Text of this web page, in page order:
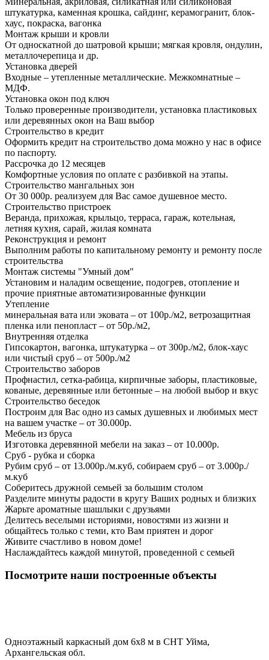
штукатурка, каменная крошка, сайдинг, керамогранит, блок-
хаус, покраска, вагонка
Монтаж крыши и кровли
От односкатной до шатровой крыши; мягкая кровля, ондулин,
металлочерепица и др.
Установка дверей
Входные – утепленные металлические. Межкомнатные –
МДФ.
Установка окон под ключ
Только проверенные производители, установка пластиковых
или деревянных окон на Ваш выбор
Строительство в кредит
Оформить кредит на строительство дома можно у нас в офисе
по паспорту.
Рассрочка до 12 месяцев
Комфортные условия по оплате с разбивкой на этапы.
Строительство мангальных зон
От 30 000р. реализуем для Вас самое душевное место.
Строительство пристроек
Веранда, прихожая, крыльцо, терраса, гараж, котельная,
летняя кухня, сарай, жилая комната
Реконструкция и ремонт
Выполним работы по капитальному ремонту и ремонту после
строительства
Монтаж системы "Умный дом"
Установим и наладим освещение, подогрев, отопление и
прочие приятные автоматизированные функции
Утепление
минеральная вата или эковата – от 100р./м2, ветрозащитная
пленка или пенопласт – от 50р./м2,
Внутренняя отделка
Гипсокартон, вагонка, штукатурка – от 300р./м2, блок-хаус
или чистый сруб – от 500р./м2
Строительство заборов
Профнастил, сетка-рабица, кирпичные заборы, пластиковые,
кованые, деревянные или бетонные – на любой выбор и вкус
Строительство беседок
Построим для Вас одно из самых душевных и любимых мест
на вашем участке – от 30.000р.
Мебель из бруса
Изготовка деревянной мебели на заказ – от 10.000р.
Сруб - рубка и сборка
Рубим сруб – от 13.000р./м.куб, собираем сруб – от 3.000р./
м.куб
Соберитесь дружной семьей за большим столом
Разделите минуты радости в кругу Ваших родных и близких
Жарьте ароматные шашлыки с друзьями
Делитесь веселыми историями, новостями из жизни и
общайтесь только с теми, кто Вам приятен и дорог
Живите счастливо в новом доме!
Наслаждайтесь каждой минутой, проведенной с семьей
Посмотрите наши построенные объекты
Одноэтажный каркасный дом 6х8 м в СНТ Уйма,
Архангельская обл.